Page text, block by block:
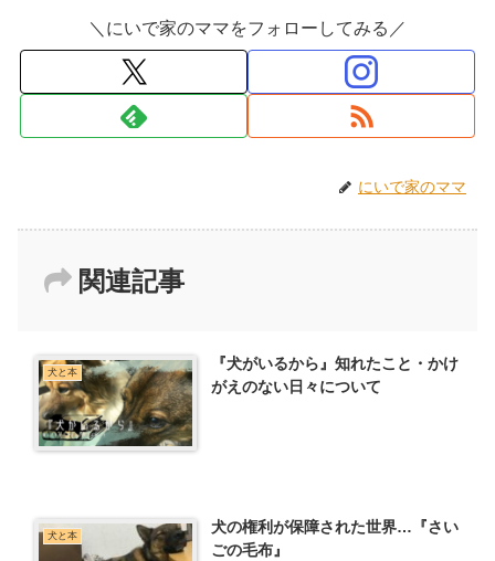
＼にいで家のママをフォローしてみる／
にいで家のママ
関連記事
犬と本
『犬がいるから』知れたこと・かけ
がえのない日々について
犬と本
犬の権利が保障された世界…『さい
ごの毛布』